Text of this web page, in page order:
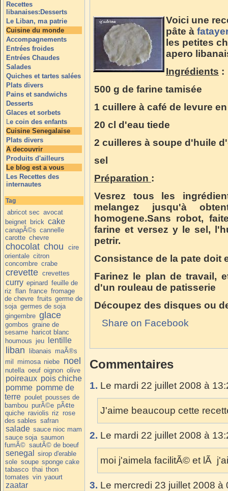
Recettes
libanaises:Desserts
Le Liban, ma patrie
Cuisine du monde
Accompagnements
Entrées froides
Entrées Chaudes
Salades
Quiches et tartes salées
Plats divers
Pains et sandwichs
Desserts
Glaces et sorbets
Le coin des enfants
Cuisine Senegalaise
Plats divers
A decouvrir
Produits d'ailleurs
Le blog est a vous
Les Recettes des
internautes
Tag
abricot sec avocat
beignet brick cake
canapÃ©s cannelle
carotte chevre
chocolat chou
cire
orientale citron
concombre crabe
crevette crevettes
curry epinard feuille de
riz flan france fromage
de chevre fruits germe de
soja germes de soja
gingembre glace
gombos graine de
sesame haricot blanc
houmous jeu lentille
liban libanais maÃ®s
mil mimosa niebe noel
nutella oeuf oignon olive
poireaux pois chiche
pomme pomme de
terre poulet pousses de
bambou purÃ©e pÃ¢te
quiche raviolis riz rose
des sables safran
salade sauce nioc mam
sauce soja saumon
fumÃ© sautÃ© de boeuf
senegal
sirop d'erable
sole soupe sponge cake
tabasco thai thon
tomates vin yaourt
zaatar
Voici une
pâte à
les petites
apero
Ingrédients :
500 g de farine tamisée
1 cuillere à café de levure
20 cl d'eau tiede
2 cuilleres à soupe d'huile
sel
Préparation :
Vesrez tous les
melangez jusqu'à
homogene.Sans robot,
farine et versez y le sel,
petrir.
Consistance de la pate doit
Farinez le plan de travail,
d'un rouleau de patisserie
Découpez des disques ou
Share on Facebook
Commentaires
1. Le mardi 22 juillet 2008 à
J'aime beaucoup cette
2. Le mardi 22 juillet 2008 à
moi j'aimela facilitÃ© et lÃ
3. Le mercredi 23 juillet 2008